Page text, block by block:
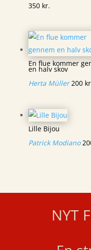
350 kr.
En flue kommer
en halv skov
Herta Müller 200
Lille Bijou
Patrick Modiano
NYT